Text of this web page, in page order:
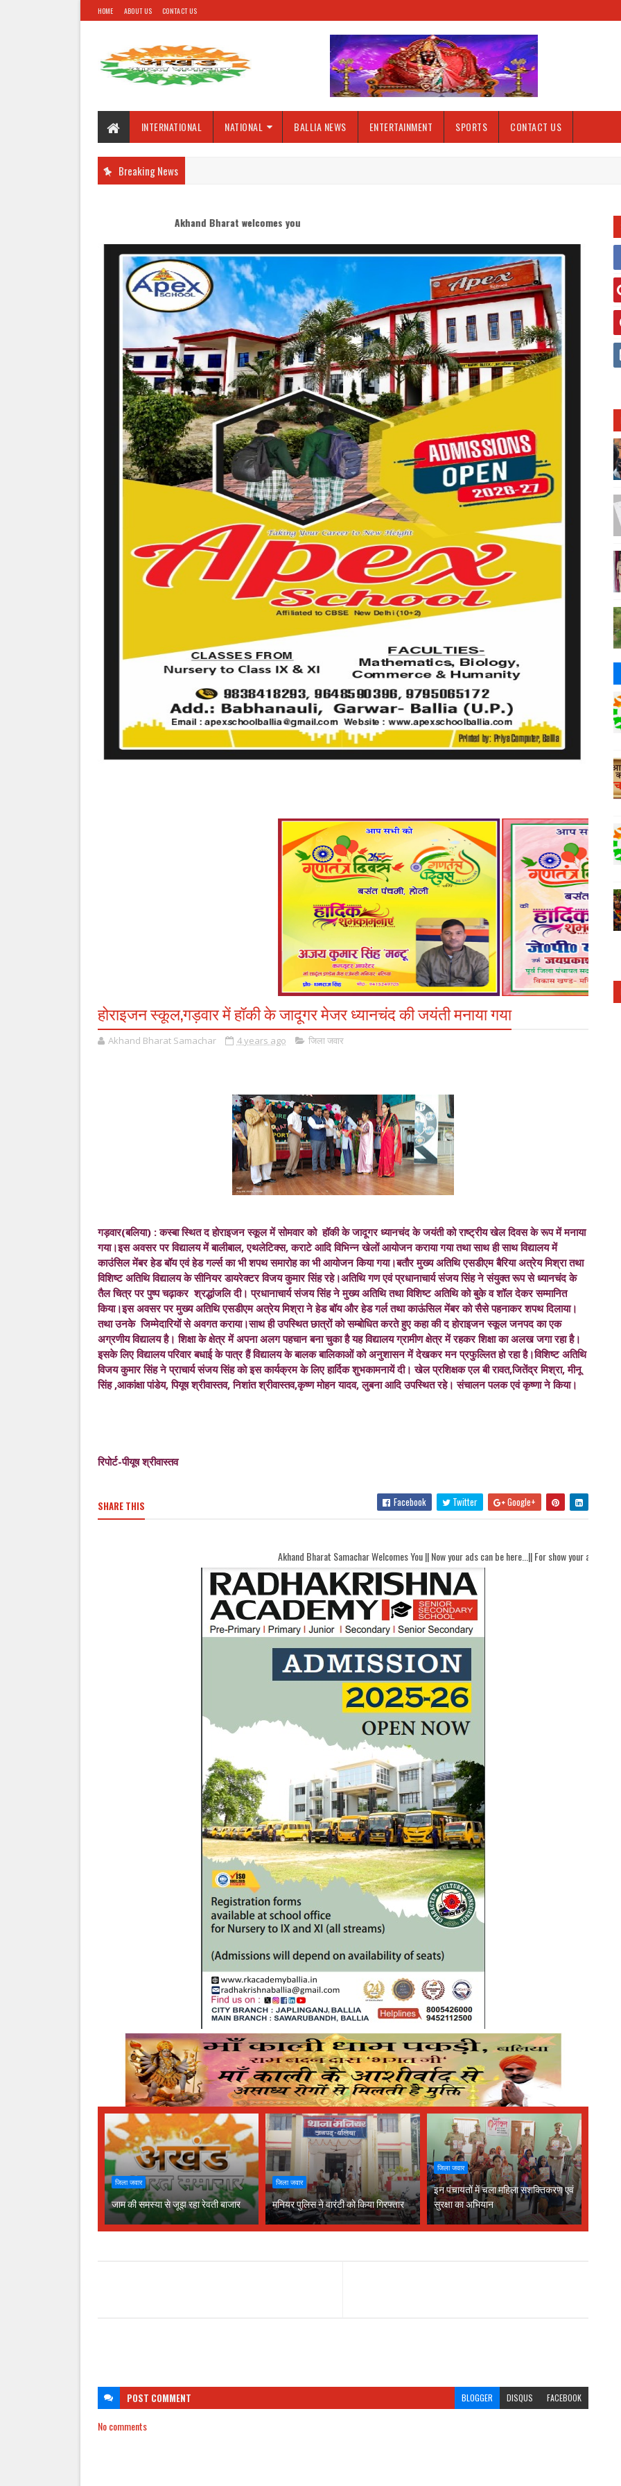
HOME ABOUT US CONTACT US
INTERNATIONAL NATIONAL BALLIA NEWS ENTERTAINMENT SPORTS CONTACT US
Breaking News
Akhand Bharat welcomes you
होराइजन स्कूल,गड़वार में हॉकी के जादूगर मेजर ध्यानचंद की जयंती मनाया गया
Akhand Bharat Samachar 4 years ago जिला जवार
गड़वार(बलिया) : कस्बा स्थित द होराइजन स्कूल में सोमवार को हॉकी के जादूगर ध्यानचंद के जयंती को राष्ट्रीय खेल दिवस के रूप में मनाया
गया।इस अवसर पर विद्यालय में बालीबाल, एथलेटिक्स, कराटे आदि विभिन्न खेलों आयोजन कराया गया तथा साथ ही साथ विद्यालय में
काउंसिल मेंबर हेड बॉय एवं हेड गर्ल्स का भी शपथ समारोह का भी आयोजन किया गया।बतौर मुख्य अतिथि एसडीएम बैरिया अत्रेय मिश्रा तथा
विशिष्ट अतिथि विद्यालय के सीनियर डायरेक्टर विजय कुमार सिंह रहे।अतिथि गण एवं प्रधानाचार्य संजय सिंह ने संयुक्त रूप से ध्यानचंद के
तैल चित्र पर पुष्प चढ़ाकर श्रद्धांजलि दी। प्रधानाचार्य संजय सिंह ने मुख्य अतिथि तथा विशिष्ट अतिथि को बुके व शॉल देकर सम्मानित
किया।इस अवसर पर मुख्य अतिथि एसडीएम अत्रेय मिश्रा ने हेड बॉय और हेड गर्ल तथा काऊंसिल मेंबर को सैसे पहनाकर शपथ दिलाया।
तथा उनके जिम्मेदारियों से अवगत कराया।साथ ही उपस्थित छात्रों को सम्बोधित करते हुए कहा की द होराइजन स्कूल जनपद का एक
अग्रणीय विद्यालय है। शिक्षा के क्षेत्र में अपना अलग पहचान बना चुका है यह विद्यालय ग्रामीण क्षेत्र में रहकर शिक्षा का अलख जगा रहा है।
इसके लिए विद्यालय परिवार बधाई के पात्र हैं विद्यालय के बालक बालिकाओं को अनुशासन में देखकर मन प्रफुल्लित हो रहा है।विशिष्ट अतिथि
विजय कुमार सिंह ने प्राचार्य संजय सिंह को इस कार्यक्रम के लिए हार्दिक शुभकामनायें दी। खेल प्रशिक्षक एल बी रावत,जितेंद्र मिश्रा, मीनू
सिंह ,आकांक्षा पांडेय, पियूष श्रीवास्तव, निशांत श्रीवास्तव,कृष्ण मोहन यादव, लुबना आदि उपस्थित रहे। संचालन पलक एवं कृष्णा ने किया।
रिपोर्ट-पीयूष श्रीवास्तव
SHARE THIS Facebook Twitter Google+
Akhand Bharat Samachar Welcomes You || Now your ads can be here...|| For show your ads here contact
जिला जवार
जाम की समस्या से जूझ रहा रेवती बाजार
जिला जवार
मनियर पुलिस ने वारंटी को किया गिरफ्तार
जिला जवार
इन पंचायतों में चला महिला सशक्तिकरण एवं
सुरक्षा का अभियान
POST COMMENT BLOGGER DISQUS FACEBOOK
No comments